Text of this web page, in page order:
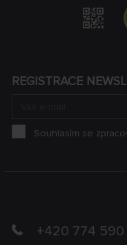
+420 774
REGISTRACE
Souhlasím se